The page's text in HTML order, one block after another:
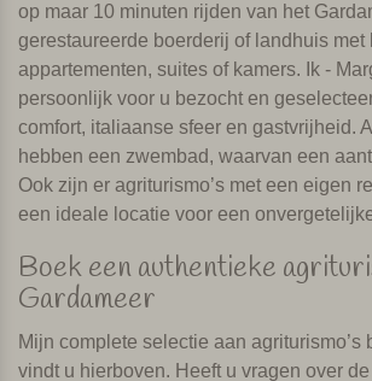
op maar 10 minuten rijden van het
gerestaureerde boerderij of landhuis met
appartementen, suites of kamers. Ik -
persoonlijk voor u bezocht en
comfort, italiaanse sfeer en gastvrijheid.
hebben een zwembad, waarvan een
Ook zijn er agriturismo’s met een eigen
een ideale locatie voor een
Boek een authentieke
Gardameer
Mijn complete selectie aan agriturismo’s
vindt u hierboven. Heeft u vragen over